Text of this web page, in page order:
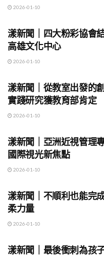
2026-01-10
漾新聞｜四大粉彩協會
高雄文化中心
2026-01-10
漾新聞｜從教室出發的
實踐研究獲教育部肯定
2026-01-10
漾新聞｜亞洲近視管理
國際視光新焦點
2026-01-10
漾新聞｜不順利也能完
柔力量
2026-01-10
漾新聞｜最後衝刺為孩